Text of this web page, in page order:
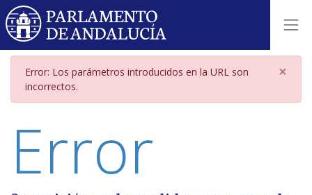
Página de error por parámetros
Error: Los parámetros introducidos en la URL son
incorrectos.
×
Error